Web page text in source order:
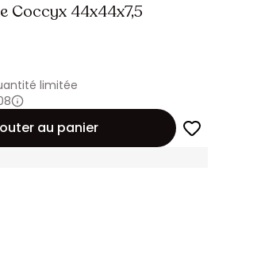
Coccyx 44x44x7,5
limitée
au panier